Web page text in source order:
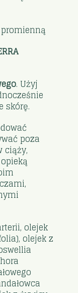
promienną
. Użyj
skórę.
poza
ciąży,
olejek
olejek z